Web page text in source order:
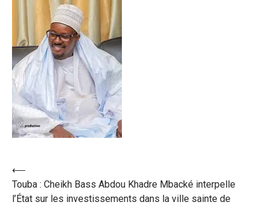
⟵
Touba : Cheikh Bass Abdou Khadre Mbacké interpelle
l’État sur les investissements dans la ville sainte de